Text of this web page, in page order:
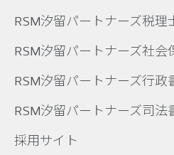
RSM汐留パートナーズ税理
RSM汐留パートナーズ社会
RSM汐留パートナーズ行政
RSM汐留パートナーズ司法
採用サイト